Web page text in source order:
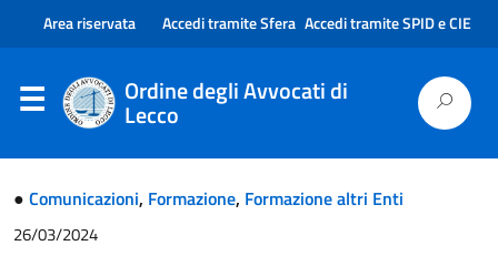
Area riservata Accedi tramite Sfera Accedi tramite SPID e CIE
Ordine degli Avvocati di
Lecco
● Comunicazioni, Formazione, Formazione altri Enti
26/03/2024